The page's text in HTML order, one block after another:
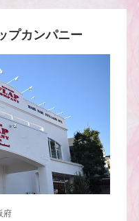
プカンパニー
府